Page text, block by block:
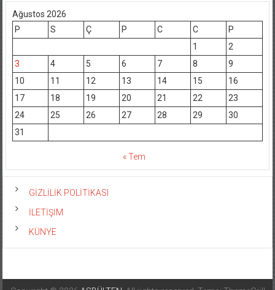
Ağustos 2026
P
S Ç P C C
P
1
2
3
4 5 6 7 8
9
10
11 12 13 14 15
16
17
18 19 20 21 22
23
24
25 26 27 28 29
30
31
« Tem
GİZLİLİK POLİTİKASI
İLETİŞİM
KÜNYE